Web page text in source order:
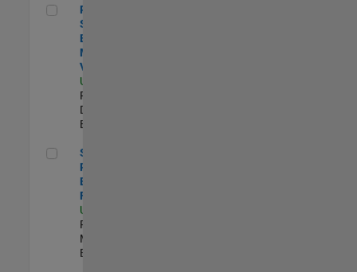
Principal Software Engineer - MATLAB Data Visualization
Principal
Software
Engineer -
MATLAB Data
Visualization
US-MA-Natick
Product
Development |
Experimentado
Senior Product Engineer - FPGA / ASIC
Senior
Product
Engineer -
FPGA / ASIC
US-MA-Natick
Product
Marketing |
Experimentado